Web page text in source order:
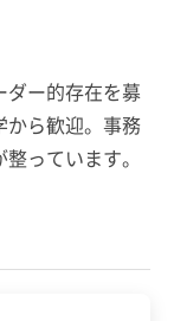
ダー的存在を募
から歓迎。事務
っています。